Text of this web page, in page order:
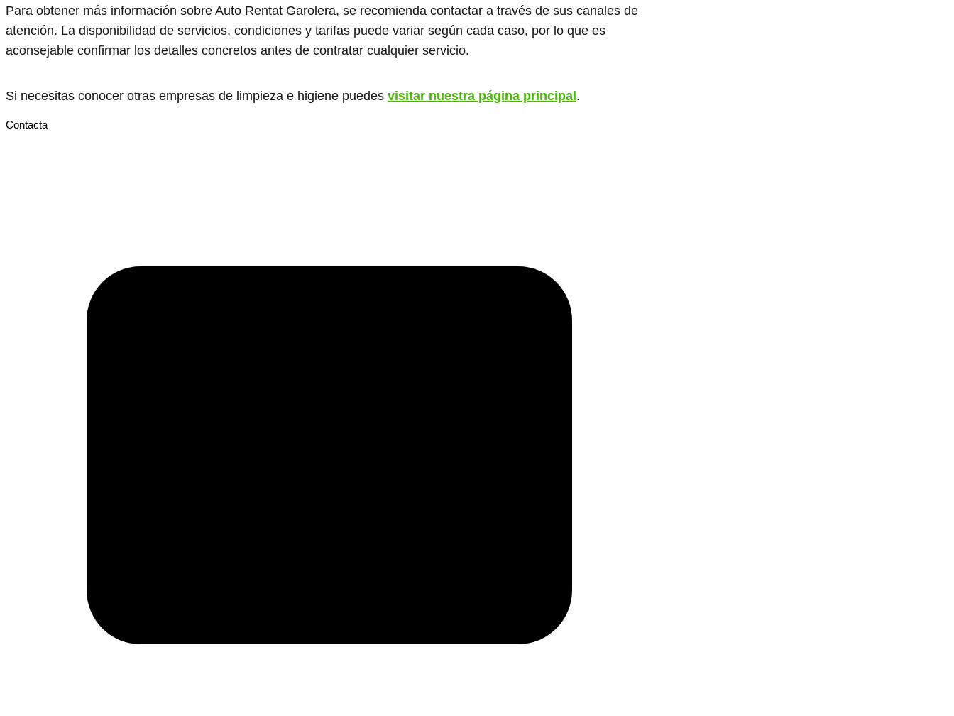
Para obtener más información sobre Auto Rentat Garolera, se recomienda contactar a través de sus canales de
atención. La disponibilidad de servicios, condiciones y tarifas puede variar según cada caso, por lo que es
aconsejable confirmar los detalles concretos antes de contratar cualquier servicio.
Si necesitas conocer otras empresas de limpieza e higiene puedes visitar nuestra página principal .
Contacta